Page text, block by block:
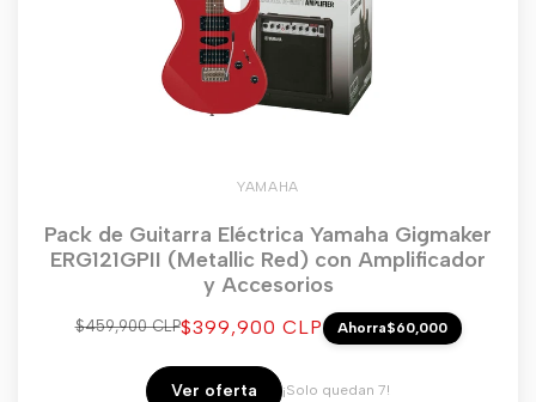
YAMAHA
Pack de Guitarra Eléctrica Yamaha Gigmaker
ERG121GPII (Metallic Red) con Amplificador
y Accesorios
Precio
$459,900 CLPPrecio
venta
$399,900 CLP Ahorra$60,000
Ver oferta ¡Solo quedan 7!